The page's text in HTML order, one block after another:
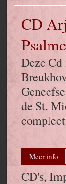
CD
Deze
de St.
Meer info
CD's,